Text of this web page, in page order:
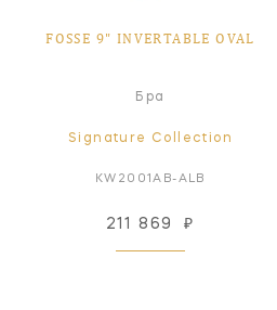
FOSSE 9" INVERTABLE OVAL
Бра
Signature Collection
KW2001AB-ALB
211 869 ₽